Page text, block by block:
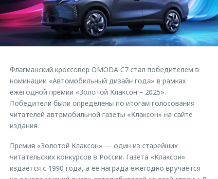
Кредитные программы
Страхование
Кредитный калькулятор
Одежда и сувениры
Оригинальные аксессуары
Запчасти
Трейд-ин
Калькулятор трейд-ин
Клиентская поддержка
O&J Автоклуб
Клуб владельцев OMODA
Аксессуары
Одежда и сувениры
Оригинальные аксессуары
Запчасти
Обратная связь
Флагманский кроссовер OMODA C7 стал победителем в
номинации «Автомобильный дизайн года» в рамках
ежегодной премии «Золотой Клаксон – 2025».
Победители были определены по итогам голосования
читателей автомобильной газеты «Клаксон» на сайте
издания.
Премия «Золотой Клаксон» — один из старейших
читательских конкурсов в России. Газета «Клаксон»
издаётся с 1990 года, а её награда ежегодно вручается